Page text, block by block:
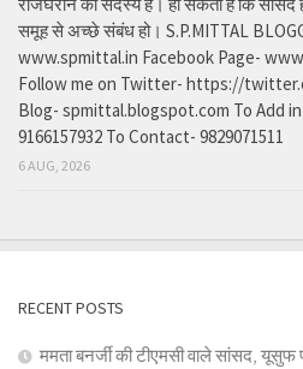
समूह से अच्छे संबंध हो। S.P.MITTAL
www.spmittal.in Facebook Page-
Follow me on Twitter- https://
Blog- spmittal.blogspot.com To Add
9166157932 To Contact- 9829071511
6 AUG, 2026
RECENT POSTS
ममता बनर्जी की टीएमसी वाले सांसद,